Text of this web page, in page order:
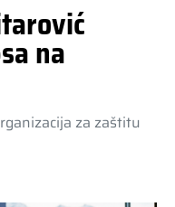
na
za zaštitu